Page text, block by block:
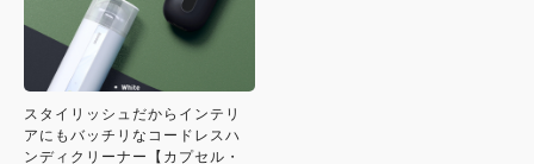
スタイリッシュだからインテリ
アにもバッチリなコードレスハ
ンディクリーナー【カプセル・